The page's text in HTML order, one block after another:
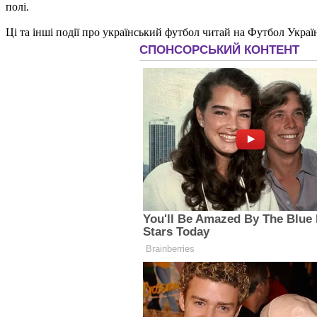
полі.
Ці та інші події про український футбол читай на Футбол